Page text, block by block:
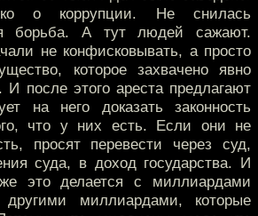
о коррупции. Не снилась
борьба. А тут людей сажают.
не конфисковывать, а просто
которое захвачено явно
И после этого ареста предлагают
на него доказать законность
что у них есть. Если они не
просят перевести через суд,
суда, в доход государства. И
это делается с миллиардами
миллиардами, которые